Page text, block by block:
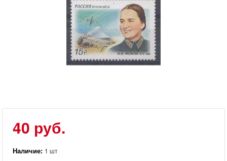
40 руб.
Наличие: 1 шт